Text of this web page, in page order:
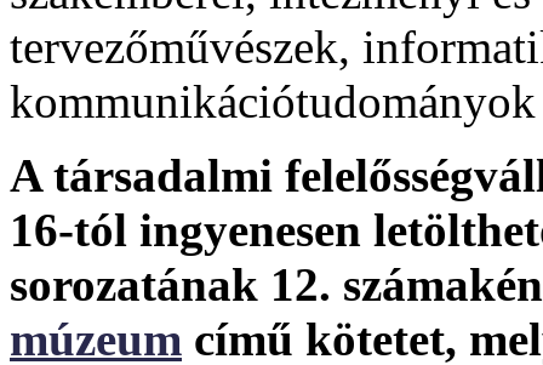
tervezőművészek,
A társadalmi
16-tól ingyenesen
sorozatának 12.
múzeum című kötetet,